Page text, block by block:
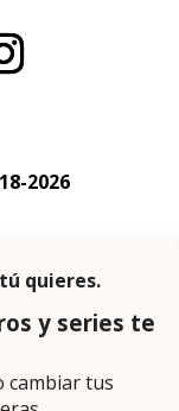
2026
obtengo